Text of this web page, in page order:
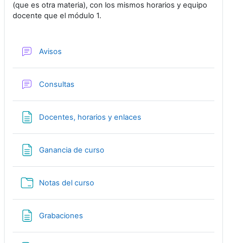
(que es otra materia), con los mismos horarios y equipo
docente que el módulo 1.
Avisos
Consultas
Docentes, horarios y enlaces
Ganancia de curso
Notas del curso
Grabaciones